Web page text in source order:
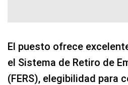
El puesto ofrece
el Sistema de Retiro de
(FERS), elegibilidad para